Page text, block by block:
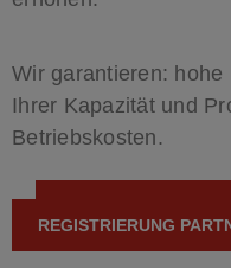
Wir garantieren: hohe
Ihrer Kapazität und
Betriebskosten.
REGISTRIERUNG